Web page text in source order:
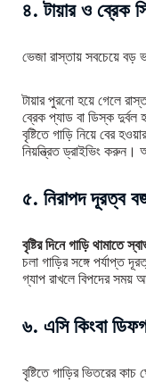
৪. টায়ার ও ব্রেক
ভেজা রাস্তায় সবচেয়ে বড়
টায়ার পুরনো হয়ে গেলে
ব্রেক প্যাড বা ডিস্ক দুর্বল
বৃষ্টিতে গাড়ি নিয়ে বের
নিয়ন্ত্রিত ড্রাইভিং করুন।
৫. নিরাপদ দূরত্ব
বৃষ্টির দিনে গাড়ি থামাতে
চলা গাড়ির সঙ্গে পর্যাপ্ত
গ্যাপ রাখলে বিপদের সময়
৬. এসি কিংবা
বৃষ্টিতে গাড়ির ভিতরের কাচ